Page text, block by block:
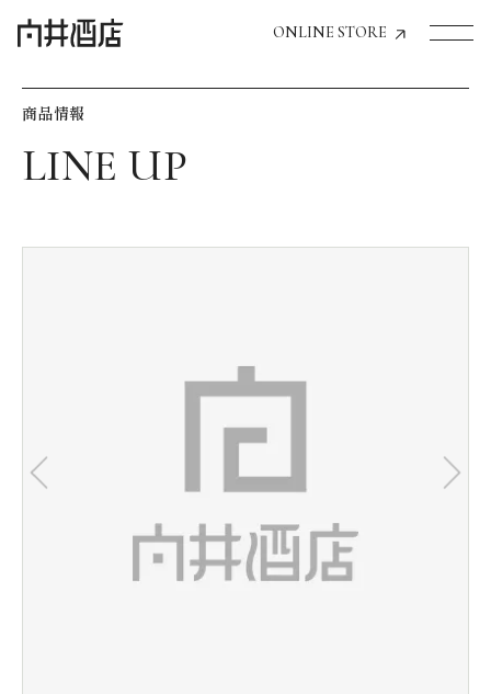
ONLINE STORE
飲食店経営のお客様
お気に入り機能の活用方法
会社情報
商品情報